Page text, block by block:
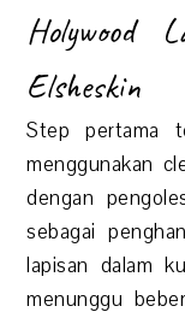
Holywood
Elsheskin
Step pertama
menggunakan
dengan
sebagai
lapisan dalam
menunggu